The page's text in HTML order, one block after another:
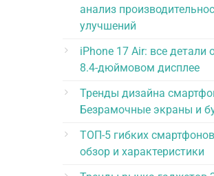
анализ
улучшений
iPhone 17 Air: все детали
8.4-дюймовом дисплее
Тренды дизайна
Безрамочные экраны и
ТОП-5 гибких
обзор и характеристики